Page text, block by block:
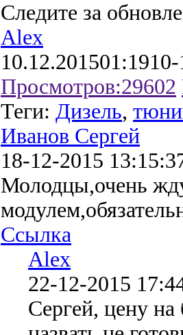
Следите за
Alex
10.12.201501:19
Просмотров:29602
Теги: Дизель,
Иванов Сергей
18-12-2015
Молодцы,очень
Ссылка
Alex
22-12-2015
Сергей, цену